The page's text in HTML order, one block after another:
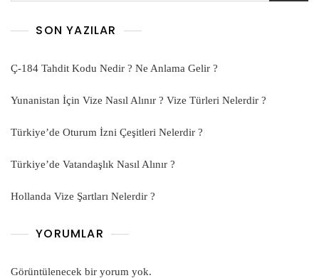
SON YAZILAR
Ç-184 Tahdit Kodu Nedir ? Ne Anlama Gelir ?
Yunanistan İçin Vize Nasıl Alınır ? Vize Türleri Nelerdir ?
Türkiye’de Oturum İzni Çeşitleri Nelerdir ?
Türkiye’de Vatandaşlık Nasıl Alınır ?
Hollanda Vize Şartları Nelerdir ?
YORUMLAR
Görüntülenecek bir yorum yok.